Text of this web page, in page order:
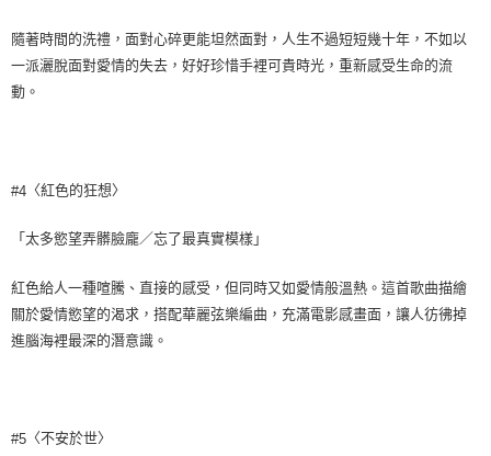
隨著時間的洗禮，面對心碎更能坦然面對，人生不過短短幾十年，不如以
一派灑脫面對愛情的失去，好好珍惜手裡可貴時光，重新感受生命的流
動。
#4 〈紅色的狂想〉
「太多慾望弄髒臉龐／忘了最真實模樣」
紅色給人一種喧騰、直接的感受，但同時又如愛情般溫熱。這首歌曲描繪
關於愛情慾望的渴求，搭配華麗弦樂編曲，充滿電影感畫面，讓人彷彿掉
進腦海裡最深的潛意識。
#5 〈不安於世〉